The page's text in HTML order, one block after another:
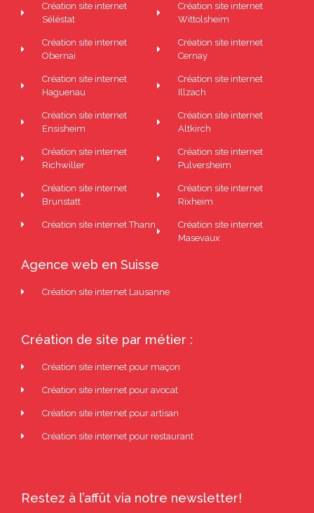
Création site internet
Séléstat
Création site internet
Obernai
Création site internet
Haguenau
Création site internet
Ensisheim
Création site internet
Richwiller
Création site internet
Brunstatt
Création site internet Thann
Création site internet
Wittolsheim
Création site internet
Cernay
Création site internet
Illzach
Création site internet
Altkirch
Création site internet
Pulversheim
Création site internet
Rixheim
Création site internet
Masevaux
Agence web en Suisse
Création site internet Lausanne
Création de site par métier :
Création site internet pour maçon
Création site internet pour avocat
Création site internet pour artisan
Création site internet pour restaurant
Restez à l’affût via notre newsletter!